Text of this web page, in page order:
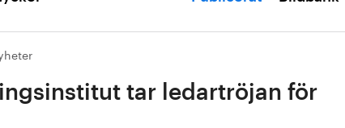
tar ledartröjan för